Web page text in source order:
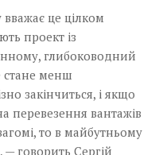
це цілком
проект із
глибоководний
стане менш
закінчиться, і якщо
перевезення вантажів
то в майбутньому
— говорить Сергій